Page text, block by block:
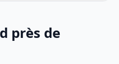
près de